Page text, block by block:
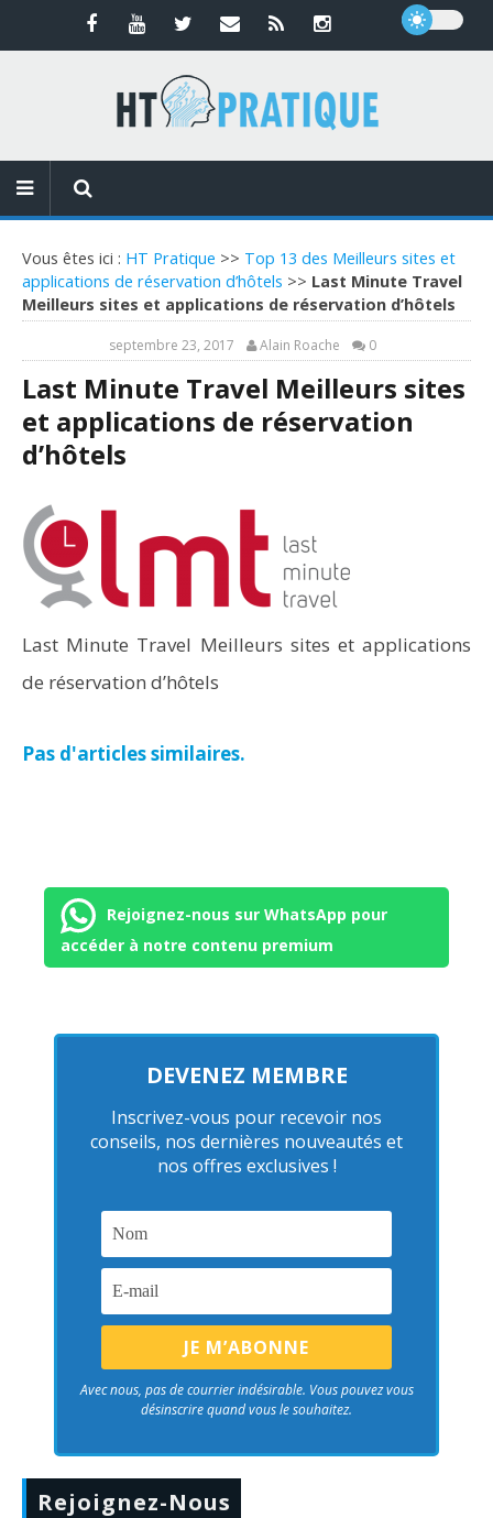
Vous êtes ici : HT Pratique >> Top 13 des Meilleurs sites et
applications de réservation d’hôtels >> Last Minute Travel
Meilleurs sites et applications de réservation d’hôtels
septembre 23, 2017 Alain Roache 0
Last Minute Travel Meilleurs sites
et applications de réservation
d’hôtels
Last Minute Travel Meilleurs sites et applications
de réservation d’hôtels
Pas d'articles similaires.
Rejoignez-nous sur WhatsApp pour
accéder à notre contenu premium
DEVENEZ MEMBRE
Inscrivez-vous pour recevoir nos
conseils, nos dernières nouveautés et
nos offres exclusives !
Avec nous, pas de courrier indésirable. Vous pouvez vous
désinscrire quand vous le souhaitez.
Rejoignez-Nous